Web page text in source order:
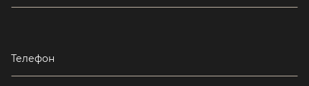
Телефон